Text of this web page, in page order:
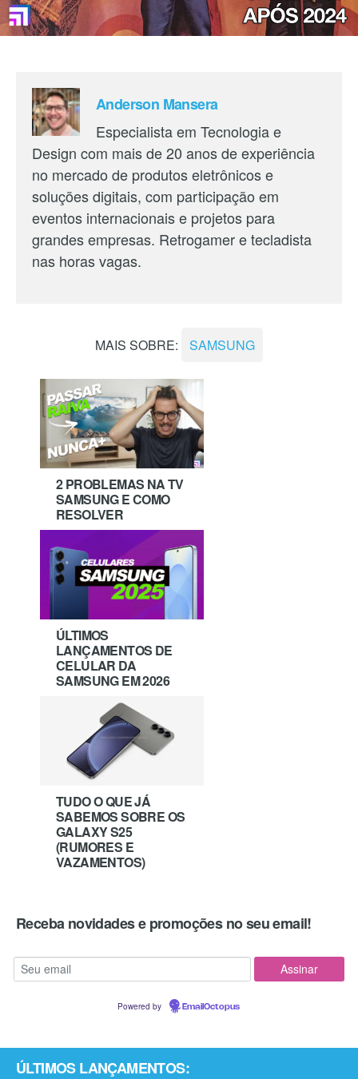
Anderson Mansera
Especialista em Tecnologia e
Design com mais de 20 anos de experiência
no mercado de produtos eletrônicos e
soluções digitais, com participação em
eventos internacionais e projetos para
grandes empresas. Retrogamer e tecladista
nas horas vagas.
MAIS SOBRE: SAMSUNG
2 PROBLEMAS NA TV
SAMSUNG E COMO
RESOLVER
ÚLTIMOS
LANÇAMENTOS DE
CELULAR DA
SAMSUNG EM 2026
TUDO O QUE JÁ
SABEMOS SOBRE OS
GALAXY S25
(RUMORES E
VAZAMENTOS)
Receba novidades e promoções no seu email!
Powered by EmailOctopus
ÚLTIMOS LANÇAMENTOS: